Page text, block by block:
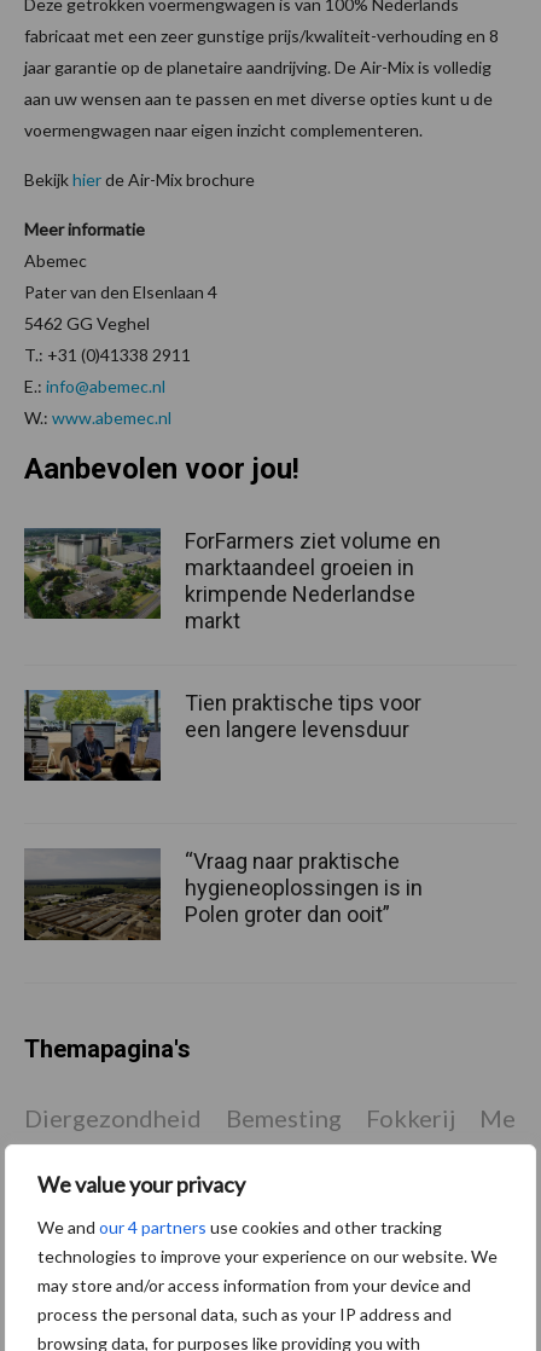
We value your privacy
We and our 4 partners use cookies and other tracking
technologies to improve your experience on our website. We
may store and/or access information from your device and
process the personal data, such as your IP address and
browsing data, for purposes like providing you with
fabricaat met een zeer gunstige prijs/kwaliteit-verhouding en 8
jaar garantie op de planetaire aandrijving. De Air-Mix is volledig
aan uw wensen aan te passen en met diverse opties kunt u de
voermengwagen naar eigen inzicht complementeren.
Bekijkhierde Air-Mix brochure
Meer informatie
Abemec
Pater van den Elsenlaan 4
5462 GG Veghel
T.: +31 (0)41338 2911
E.: info@abemec.nl
W.: www.abemec.nl
Aanbevolen voor jou!
ForFarmers ziet volume en
marktaandeel groeien in
krimpende Nederlandse
markt
Tien praktische tips voor
een langere levensduur
“Vraag naar praktische
hygieneoplossingen is in
Polen groter dan ooit”
Themapagina's
Diergezondheid Bemesting Fokkerij
Mastitis Hittestress